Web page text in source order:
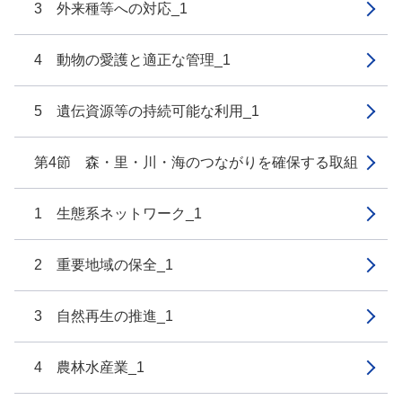
3 外来種等への対応_1
4 動物の愛護と適正な管理_1
5 遺伝資源等の持続可能な利用_1
第4節 森・里・川・海のつながりを確保する取組
1 生態系ネットワーク_1
2 重要地域の保全_1
3 自然再生の推進_1
4 農林水産業_1